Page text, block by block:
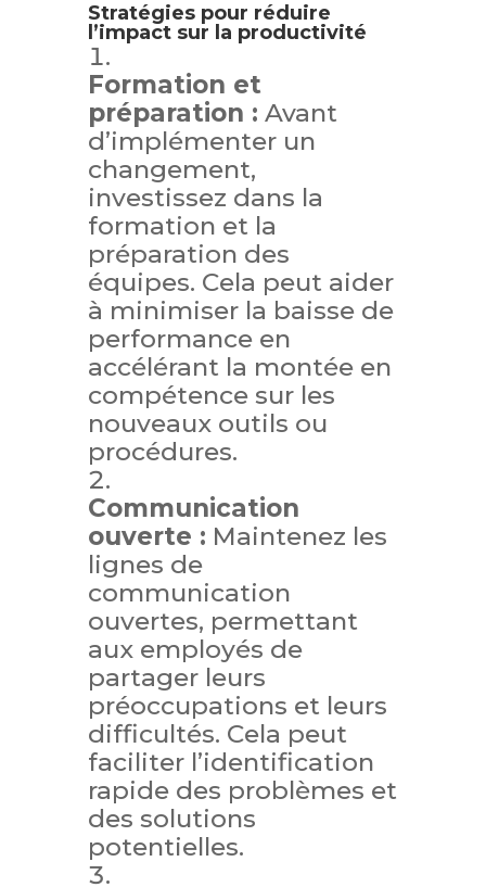
Stratégies pour réduire
l’impact sur la productivité
Formation et
préparation : Avant
d’implémenter un
changement,
investissez dans la
formation et la
préparation des
équipes. Cela peut aider
à minimiser la baisse de
performance en
accélérant la montée en
compétence sur les
nouveaux outils ou
procédures.
Communication
ouverte : Maintenez les
lignes de
communication
ouvertes, permettant
aux employés de
partager leurs
préoccupations et leurs
difficultés. Cela peut
faciliter l’identification
rapide des problèmes et
des solutions
potentielles.